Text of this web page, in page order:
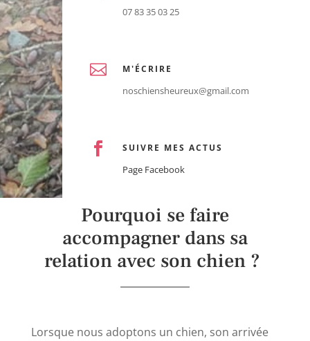
07 83 35 03 25
 M'ÉCRIRE
noschiensheureux@gmail.com
 SUIVRE MES ACTUS
Page Facebook
Pourquoi se faire
accompagner dans sa
relation avec son chien ?
Lorsque nous adoptons un chien, son arrivée